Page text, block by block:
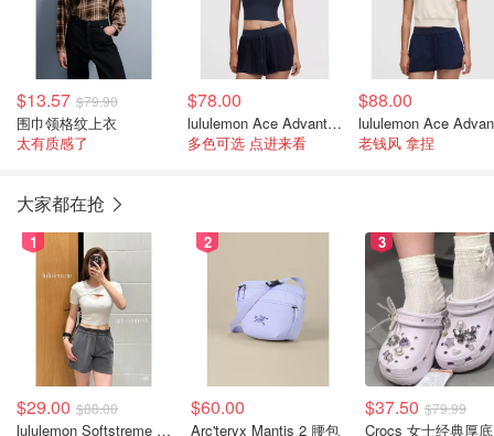
$13.57 $79.90
围巾领格纹上衣
太有质感了
$78.00
lululemon Ace Advantage 网眼无袖上衣
多色可选 点进来看
$88.00
老钱风 拿捏
大家都在抢
1
$29.00 $88.00
lululemon Softstreme 女士高腰短裤 10cm
2
$60.00
Arc'teryx Mantis 2 腰包
3
$37.50 $79.99